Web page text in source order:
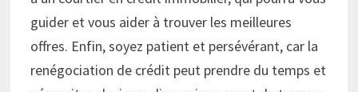
guider et vous aider à trouver les meilleures
offres. Enfin, soyez patient et persévérant, car la
renégociation de crédit peut prendre du temps et